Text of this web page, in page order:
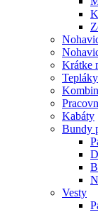
Krátke
Tepláky
Kabáty
Bundy
Vesty